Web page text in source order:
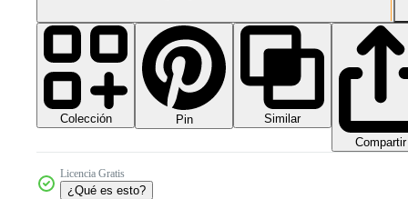
Colección Pin
Similar
Compartir
Licencia Gratis
¿Qué es esto?